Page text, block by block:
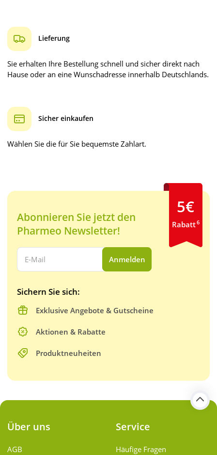
Lieferung
Sie erhalten Ihre Bestellung schnell und sicher direkt nach
Hause oder an eine Wunschadresse innerhalb Deutschlands.
Sicher einkaufen
Wählen Sie die für Sie bequemste Zahlart.
Abonnieren Sie jetzt den
Pharmeo Newsletter!
Ihre E-Mail Adresse:
Anmelden
Sichern Sie sich:
Exklusive Angebote & Gutscheine
Aktionen & Rabatte
Produktneuheiten
5€
Rabatt6
Über uns
AGB
Service
Häufige Fragen